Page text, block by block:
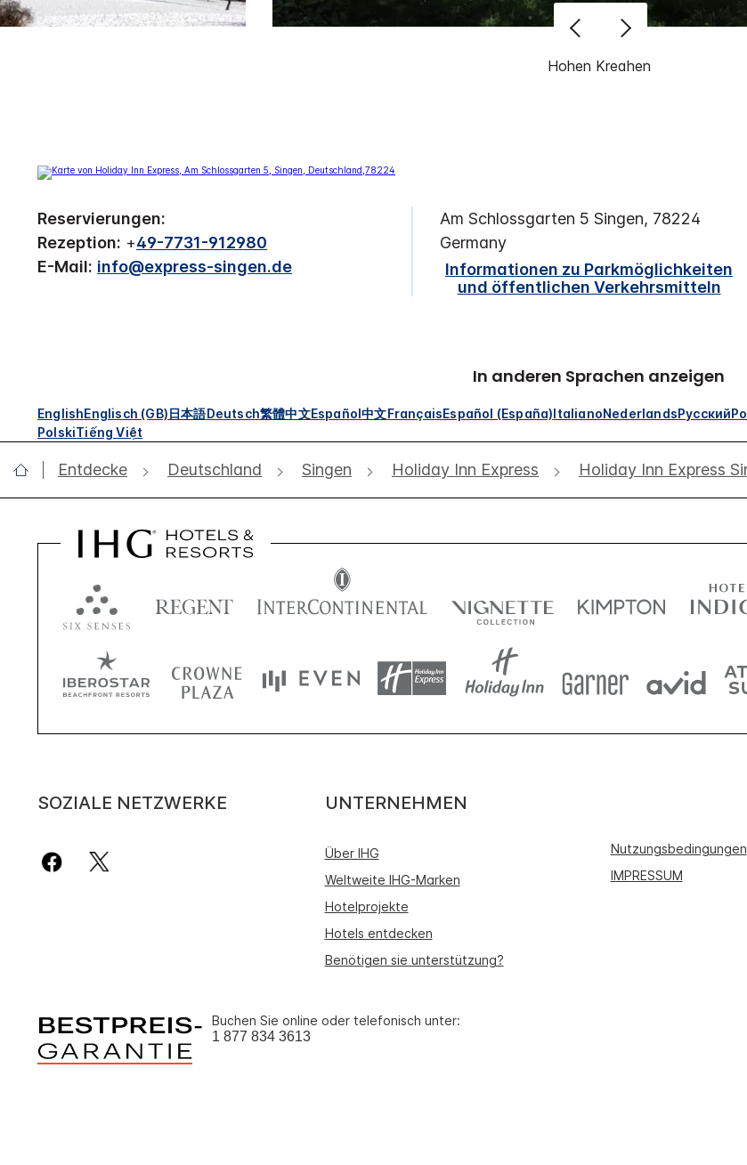
Hohen Kreahen
Reservierungen:
Rezeption: +49-7731-912980
E-Mail: info@express-singen.de
Am Schlossgarten 5 Singen, 78224
Germany
Informationen zu Parkmöglichkeiten
und öffentlichen Verkehrsmitteln
In anderen Sprachen anzeigen
EnglishEnglisch (GB)日本語Deutsch繁體中文Español中文FrançaisEspañol (España)ItalianoNederlandsРусский
PolskiTiếng Việt
Entdecke Deutschland Singen Holiday Inn Express Holiday Inn Express
SOZIALE NETZWERKE UNTERNEHMEN
Über IHG
Weltweite IHG-Marken
Hotelprojekte
Hotels entdecken
Benötigen sie unterstützung?
Nutzungsbedingungen
IMPRESSUM
Buchen Sie online oder telefonisch unter:
1 877 834 3613